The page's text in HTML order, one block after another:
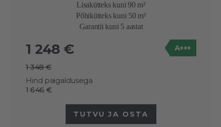
Lisakütteks kuni 90 m²
Põhikütteks kuni 50 m²
Garantii kuni 5 aastat
1 248 €
1 348 €
Hind paigaldusega
1 646 €
A+++
TUTVU JA OSTA